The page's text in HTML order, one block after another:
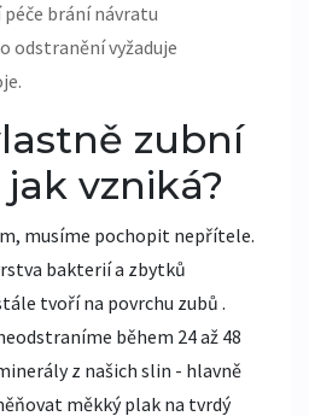
brání návratu
odstranění vyžaduje
zubní
vzniká?
musíme pochopit nepřítele.
bakterií a zbytků
tvoří na povrchu zubů .
během 24 až 48
z našich slin - hlavně
měkký plak na tvrdý